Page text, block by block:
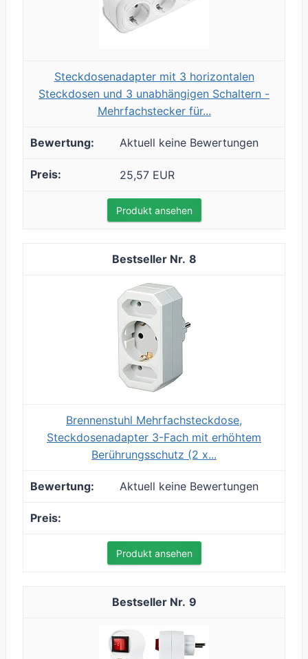
Steckdosenadapter mit 3 horizontalen
Steckdosen und 3 unabhängigen Schaltern -
Mehrfachstecker für...
Aktuell keine Bewertungen
25,57 EUR
Produkt ansehen
8
Brennenstuhl Mehrfachsteckdose,
Steckdosenadapter 3-Fach mit erhöhtem
Berührungsschutz (2 x...
Aktuell keine Bewertungen
Produkt ansehen
9